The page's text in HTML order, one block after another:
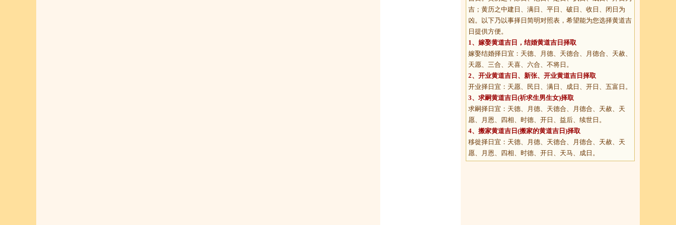
吉；黄历之中建日、满日、平日、破日、收日、闭日为
凶。以下乃以事择日简明对照表，希望能为您选择黄道吉
日提供方便。
1、 嫁娶黄道吉日 ，结婚黄道吉日择取
嫁娶结婚择日宜：天德、月德、天德合、月德合、天赦、
天愿、三合、天喜、六合、不将日。
2、 开业黄道吉日 、新张、开业黄道吉日择取
开业择日宜：天愿、民日、满日、成日、开日、五富日。
3、 求嗣黄道吉日 (祈求生男生女)择取
求嗣择日宜：天德、月德、天德合、月德合、天赦、天
愿、月恩、四相、时德、开日、益后、续世日。
4、 搬家黄道吉日 (搬家的黄道吉日)择取
移徙择日宜：天德、月德、天德合、月德合、天赦、天
愿、月恩、四相、时德、开日、天马、成日。